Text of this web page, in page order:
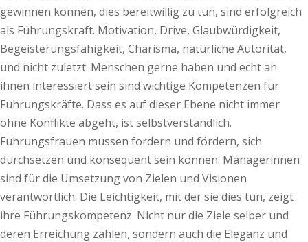
gewinnen können, dies bereitwillig zu tun, sind erfolgreich
als Führungskraft. Motivation, Drive, Glaubwürdigkeit,
Begeisterungsfähigkeit, Charisma, natürliche Autorität,
und nicht zuletzt: Menschen gerne haben und echt an
ihnen interessiert sein sind wichtige Kompetenzen für
Führungskräfte. Dass es auf dieser Ebene nicht immer
ohne Konflikte abgeht, ist selbstverständlich.
Führungsfrauen müssen fordern und fördern, sich
durchsetzen und konsequent sein können. Managerinnen
sind für die Umsetzung von Zielen und Visionen
verantwortlich. Die Leichtigkeit, mit der sie dies tun, zeigt
ihre Führungskompetenz. Nicht nur die Ziele selber und
deren Erreichung zählen, sondern auch die Eleganz und